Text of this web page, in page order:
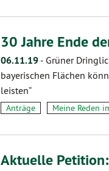
30 Jahre Ende
06.11.19 - Grüner
bayerischen Flächen
leisten“
Anträge Meine Reden
Aktuelle